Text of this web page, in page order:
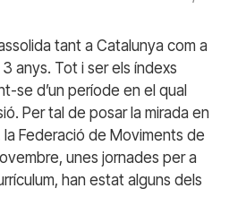
tant a Catalunya com a
anys. Tot i ser els índexs
se d’un període en el qual
Per tal de posar la mirada en
Federació de Moviments de
unes jornades per a
han estat alguns dels